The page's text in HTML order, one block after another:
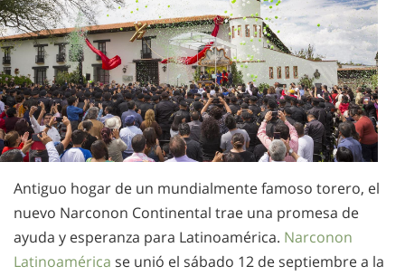
Antiguo hogar de un mundialmente famoso torero, el
nuevo Narconon Continental trae una promesa de
ayuda y esperanza para Latinoamérica. Narconon
Latinoamérica se unió el sábado 12 de septiembre a la